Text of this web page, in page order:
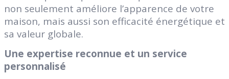
non seulement améliore l’apparence de votre
maison, mais aussi son efficacité énergétique et
sa valeur globale.
Une expertise reconnue et un service
personnalisé